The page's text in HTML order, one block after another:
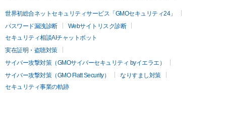
世界初総合ネットセキュリティサービス「GMOセキュリティ24」
パスワード漏洩診断
Webサイトリスク診断
セキュリティ相談AIチャットボット
実在証明・盗聴対策
サイバー攻撃対策（GMOサイバーセキュリティ byイエラエ）
サイバー攻撃対策（GMO Flatt Security）
なりすまし対策
セキュリティ事業の軌跡